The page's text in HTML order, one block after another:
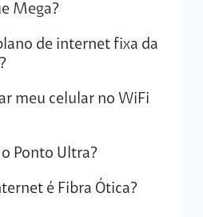
Mega?
de internet fixa da
meu celular no WiFi
Ponto Ultra?
é Fibra Ótica?